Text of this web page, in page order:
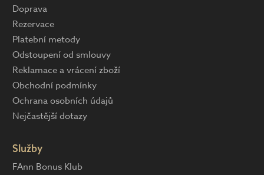
Doprava
Rezervace
Platební metody
Odstoupení od smlouvy
Reklamace a vrácení zboží
Obchodní podmínky
Ochrana osobních údajů
Nejčastější dotazy
Služby
FAnn Bonus Klub